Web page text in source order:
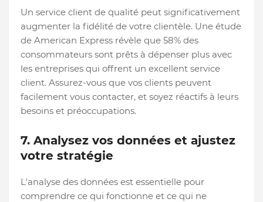
Un service client de qualité peut significativement
augmenter la fidélité de votre clientèle. Une étude
de American Express révèle que 58% des
consommateurs sont prêts à dépenser plus avec
les entreprises qui offrent un excellent service
client. Assurez-vous que vos clients peuvent
facilement vous contacter, et soyez réactifs à leurs
besoins et préoccupations.
7. Analysez vos données et ajustez
votre stratégie
L'analyse des données est essentielle pour
comprendre ce qui fonctionne et ce qui ne